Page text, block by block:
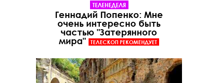
ТЕЛЕНЕДЕЛЯ
Геннадий Попенко: Мне
очень интересно быть
частью "Затерянного
мира"
ТЕЛЕСКОП РЕКОМЕНДУЕТ